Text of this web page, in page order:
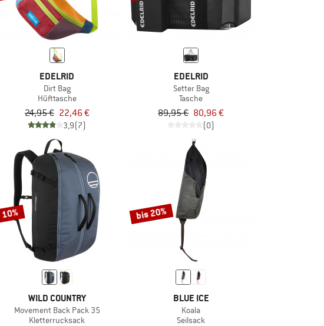
EDELRID
Dirt Bag
Hüfttasche
24,95 € 22,46 €
3,9(7)
EDELRID
Setter Bag
Tasche
89,95 € 80,96 €
(0)
10%
WILD COUNTRY
Movement Back Pack 35
Kletterrucksack
bis 20%
BLUE ICE
Koala
Seilsack